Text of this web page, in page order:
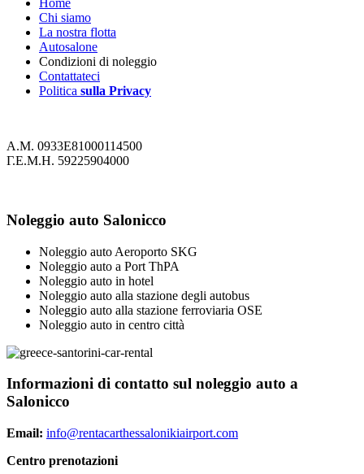
Home
Chi siamo
La nostra flotta
Autosalone
Condizioni di noleggio
Contattateci
Politica sulla Privacy
Α.Μ. 0933Ε81000114500
Γ.Ε.Μ.Η. 59225904000
Noleggio auto Salonicco
Noleggio auto Aeroporto SKG
Noleggio auto a Port ThPA
Noleggio auto in hotel
Noleggio auto alla stazione degli autobus
Noleggio auto alla stazione ferroviaria OSE
Noleggio auto in centro città
Informazioni di contatto sul noleggio auto a
Salonicco
Email: info@rentacarthessalonikiairport.com
Centro prenotazioni